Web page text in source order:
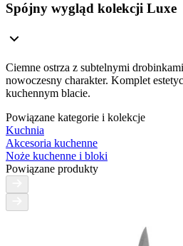
Spójny wygląd kolekcji Luxe
Ciemne ostrza z subtelnymi
nowoczesny charakter. Komplet
kuchennym blacie.
Powiązane kategorie i kolekcje
Kuchnia
Akcesoria kuchenne
Noże kuchenne i bloki
Powiązane produkty